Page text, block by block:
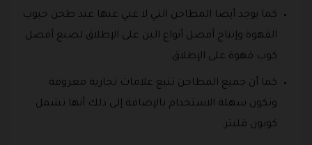
كما يوجد أيضا المطاحن التي لا غني عنها عند طحن حبوب
القهوة وإنتاج أفضل أنواع البن على الإطلاق لصنع أفضل
كوب قهوة على الإطلاق.
كما أن جميع المطاحن تتبع علامات تجارية معروفة
وتكون سهلة الاستخدام بالإضافة إلى ذلك أنها تشمل
كوبون قليتر.